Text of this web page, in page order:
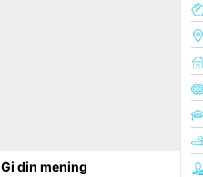
Gi din mening